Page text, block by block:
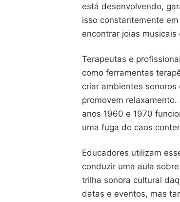
está desenvolvendo,
isso constantemente
encontrar joias
Terapeutas e
como ferramentas
criar ambientes
promovem
anos 1960 e 1970
uma fuga do caos
Educadores utilizam
conduzir uma aula
trilha sonora cultural
datas e eventos, mas